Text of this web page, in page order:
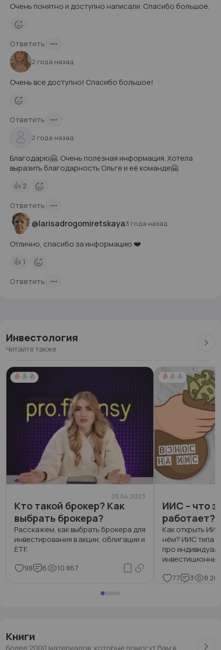
Очень понятно и доступно написали. Спасибо большое.
Ответить
2 года назад
Очень все доступно! Спасибо большое!
Ответить
2 года назад
Благодарю🤗. Очень полезная информация. Хотела
выразить благодарность Ольге и её команде🤗
👍 2
Ответить
@larisadrogomiretskaya3 года назад
Отлично, спасибо за информацию ❤️
👍 1
Ответить
Инвестология
Читайте также
20.04.2023
Кто такой брокер? Как
выбрать брокера?
Расскажем, как выбрать брокера для
инвестирования в акции, облигации и
ETF.
98 6 10 867
ИИС – что
работает?
Как открыть
нём? ИИС типа
про
77 3 8
Книги
Более 2000 материалов, которые помогут Вам в